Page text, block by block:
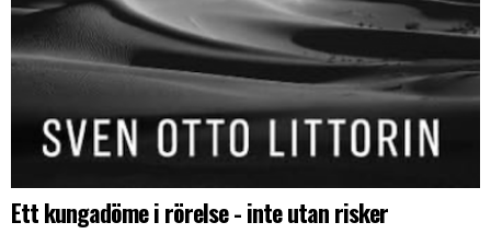
Ett kungadöme i rörelse - inte utan risker